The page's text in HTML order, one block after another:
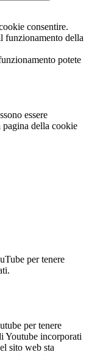
consentire.
funzionamento della
potete
essere
della cookie
per tenere
per tenere
Youtube incorporati
sito web sta